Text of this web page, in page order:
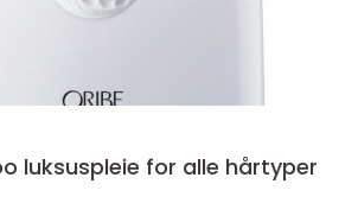
Oribe shampoo luksuspleie for alle hårtyper